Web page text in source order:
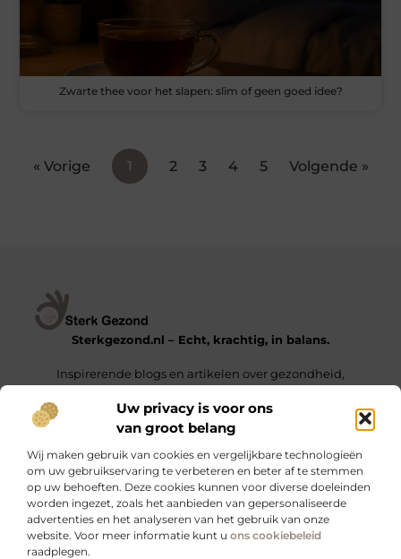
Uw privacy is voor ons
van groot belang
Wij maken gebruik van cookies en vergelijkbare technologieën
om uw gebruikservaring te verbeteren en beter af te stemmen
op uw behoeften. Deze cookies kunnen voor diverse doeleinden
worden ingezet, zoals het aanbieden van gepersonaliseerde
advertenties en het analyseren van het gebruik van onze
website. Voor meer informatie kunt u ons cookiebeleid
raadplegen.
Zwarte thee voor het slapen: slim of geen goed idee?
« Vorige 1 2 3 4 5 Volgende »
Sterkgezond.nl – Echt, krachtig, in balans.
Inspirerende blogs en artikelen over gezondheid,
Onze informatie
Bericht categorie